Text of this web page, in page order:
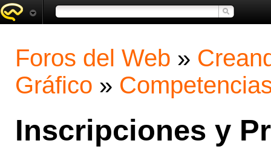
Foros del Web »
Gráfico »
Inscripciones y